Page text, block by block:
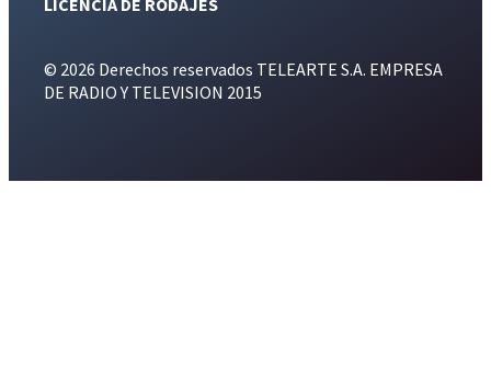
© 2026 Derechos reservados TELEARTE S.A. EMPRESA
DE RADIO Y TELEVISION 2015